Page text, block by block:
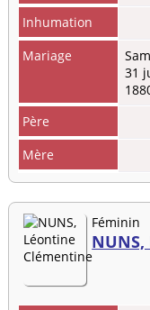
Inhumation
Mariage
31
Père
Mère
Féminin